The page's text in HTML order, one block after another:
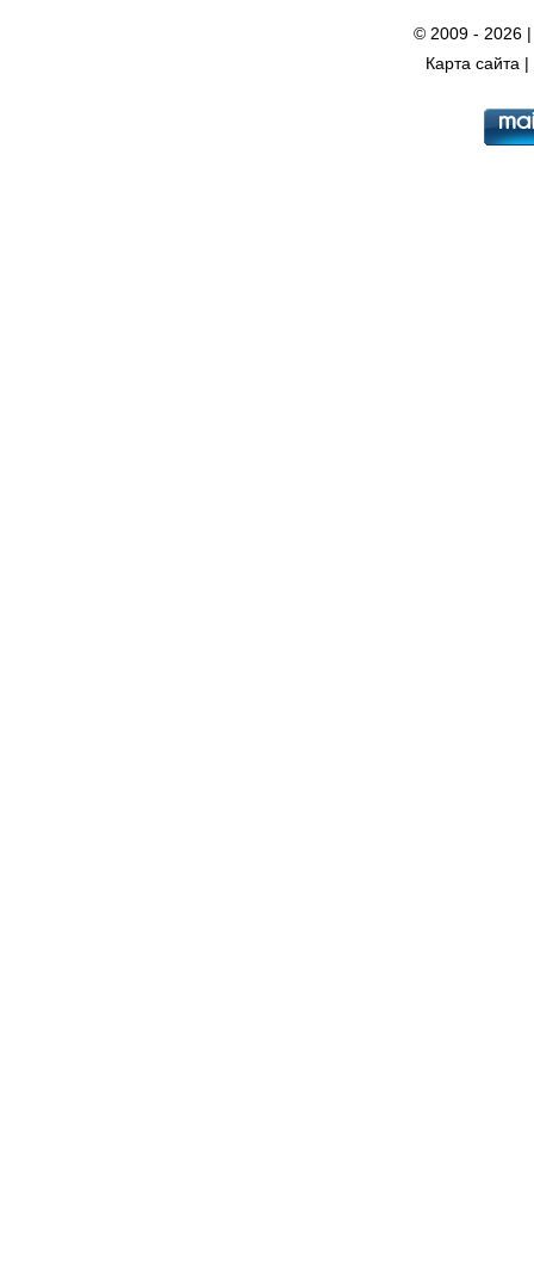
© 2009 - 2026
Карта сайта |